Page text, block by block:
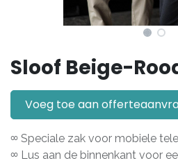
Sloof Beige-
Voeg toe aan
∞ Speciale zak voor mobiele
∞ Lus aan de binnenkant voor